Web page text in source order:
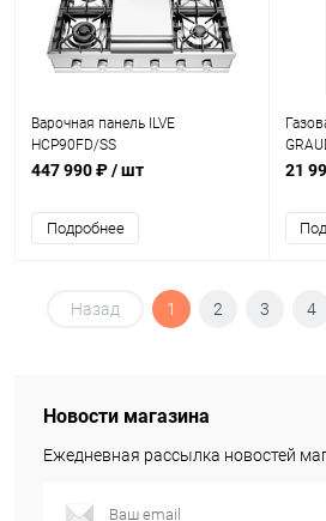
Варочная панель ILVE
HCP90FD/SS
447 990 ₽/ шт
Подробнее
21
Назад 1 2 3 4
Новости магазина
Ежедневная рассылка новостей